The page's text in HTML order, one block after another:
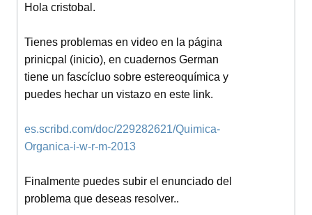
Hola cristobal.
Tienes problemas en video en la página
prinicpal (inicio), en cuadernos German
tiene un fascícluo sobre estereoquímica y
puedes hechar un vistazo en este link.
es.scribd.com/doc/229282621/Quimica-
Organica-i-w-r-m-2013
Finalmente puedes subir el enunciado del
problema que deseas resolver..